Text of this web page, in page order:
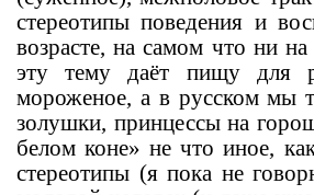
стереотипы поведения и
возрасте, на самом что ни
эту тему даёт пищу для
мороженое, а в русском мы
золушки, принцессы на
белом коне» не что иное,
стереотипы (я пока не